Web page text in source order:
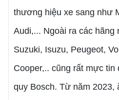
thương hiệu xe sang như
Audi,... Ngoài ra các hãng
Suzuki, Isuzu, Peugeot,
Cooper,.. cũng rất mực
quy Bosch. Từ năm 2023,